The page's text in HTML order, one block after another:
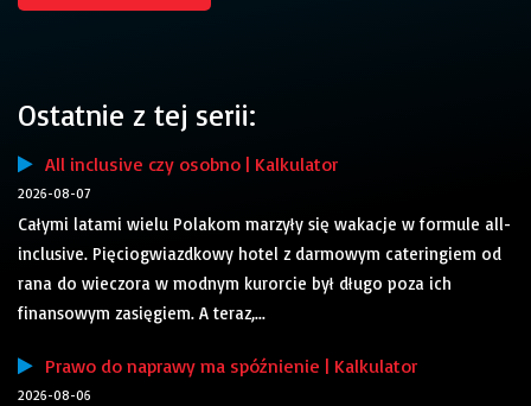
Ostatnie z tej serii:
All inclusive czy osobno | Kalkulator
2026-08-07
Całymi latami wielu Polakom marzyły się wakacje w formule all-
inclusive. Pięciogwiazdkowy hotel z darmowym cateringiem od
rana do wieczora w modnym kurorcie był długo poza ich
finansowym zasięgiem. A teraz,...
Prawo do naprawy ma spóźnienie | Kalkulator
2026-08-06